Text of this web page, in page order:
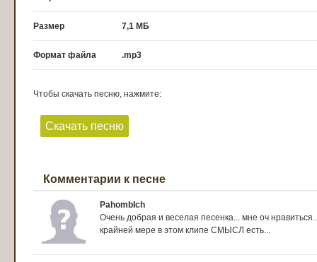
Размер 7,1 МБ
Формат файла .mp3
Чтобы скачать песню, нажмите:
Скачать песню
Комментарии к песне
PahombIch
Очень добрая и веселая песенка... мне оч
крайней мере в этом клипе СМЫСЛ есть...